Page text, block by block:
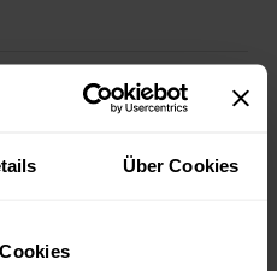
Über Cookies